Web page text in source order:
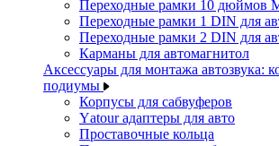
Переходные рамки 10 дюймов
Переходные рамки 1 DIN для
Переходные рамки 2 DIN для
Карманы для автомагнитол
Аксессуары для монтажа автозвука:
подиумы
Корпусы для сабвуферов
Yаtour адаптеры для авто
Проставочные кольца